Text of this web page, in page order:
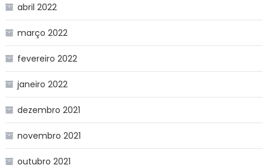
abril 2022
março 2022
fevereiro 2022
janeiro 2022
dezembro 2021
novembro 2021
outubro 2021